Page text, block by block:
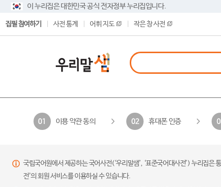
이 누리집은 대한민국 공식 전자정부 누리집입니다.
집필 참여하기 사전 통계 어휘 지도 작은 창 사전
01 이용 약관 동의 02 휴대폰 인증
국립국어원에서 제공하는 국어사전(‘우리말샘’, ‘표준국어대사전’) 누리집
전’의 회원 서비스를 이용하실 수 있습니다.